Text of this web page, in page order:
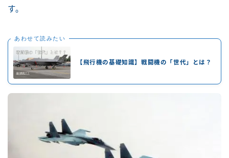
す。
あわせて読みたい
【飛行機の基礎知識】戦闘機の「世代」とは？